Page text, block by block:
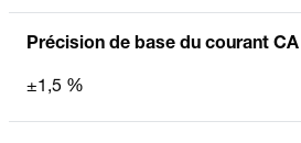
Précision de base du courant CA
±1,5 %